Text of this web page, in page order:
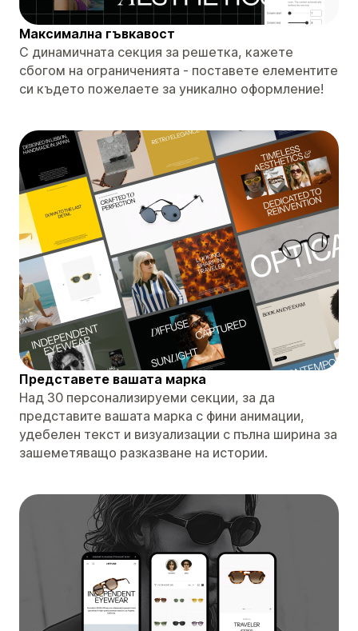
Максимална гъвкавост
С динамичната секция за решетка, кажете
сбогом на ограниченията - поставете елементите
си където пожелаете за уникално оформление!
Представете вашата марка
Над 30 персонализируеми секции, за да
представите вашата марка с фини анимации,
удебелен текст и визуализации с пълна ширина за
зашеметяващо разказване на истории.